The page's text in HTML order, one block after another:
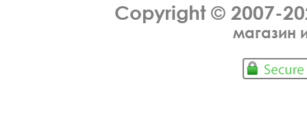
Copyright © 2007-
магазин